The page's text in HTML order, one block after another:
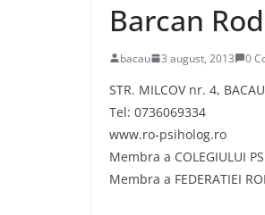
Barcan
bacau 3 august, 2013 0
STR. MILCOV nr. 4, BACAU
Tel: 0736069334
www.ro-psiholog.ro
Membra a COLEGIULUI
Membra a FEDERATIEI